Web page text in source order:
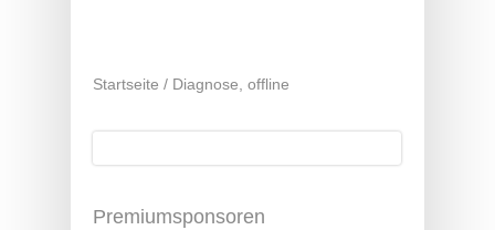
Startseite / Diagnose, offline
Suche
Premiumsponsoren